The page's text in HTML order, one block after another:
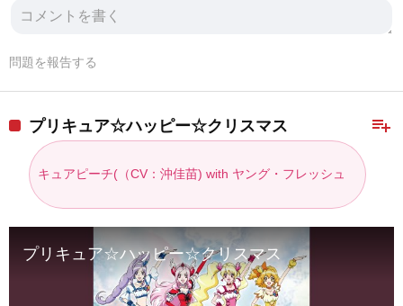
問題を報告する
playlist_add
プリキュア☆ハッピー☆クリスマス
キュアピーチ(（CV：沖佳苗) with ヤング・フレッシュ
プリキュア☆ハッピー☆クリスマス